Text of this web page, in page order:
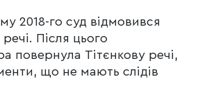
2018-го суд відмовився
Після цього
повернула Тітєнкову речі,
що не мають слідів